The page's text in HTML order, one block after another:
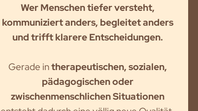
Wer Menschen tiefer versteht,
kommuniziert anders, begleitet anders
und trifft klarere Entscheidungen.
Gerade intherapeutischen, sozialen,
pädagogischen oder
zwischenmenschlichen Situationen